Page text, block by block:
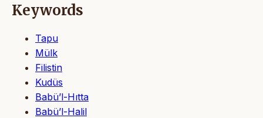
Keywords
Tapu
Mülk
Filistin
Kudüs
Babü’l-Hıtta
Babü’l-Halil